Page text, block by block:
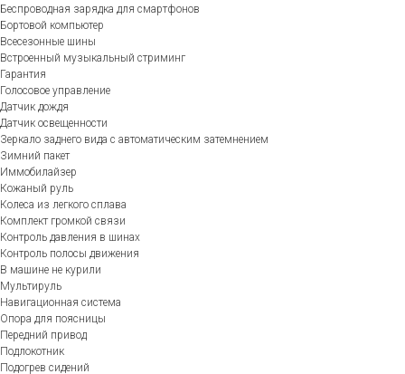
Беспроводная зарядка для смартфонов
Бортовой компьютер
Всесезонные шины
Встроенный музыкальный стриминг
Гарантия
Голосовое управление
Датчик дождя
Датчик освещенности
Зеркало заднего вида с автоматическим затемнением
Зимний пакет
Иммобилайзер
Кожаный руль
Колеса из легкого сплава
Комплект громкой связи
Контроль давления в шинах
Контроль полосы движения
В машине не курили
Мультируль
Навигационная система
Опора для поясницы
Передний привод
Подлокотник
Подогрев сидений